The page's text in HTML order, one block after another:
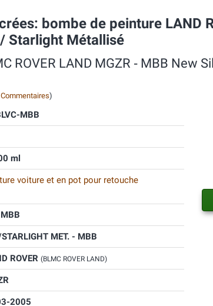
bombe de peinture LAND
Starlight Métallisé
ROVER LAND MGZR ‐ MBB New
)
MBB
ml
voiture et en pot pour retouche
MBB
STARLIGHT MET. - MBB
ROVER (BLMC ROVER LAND)
2005